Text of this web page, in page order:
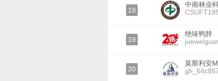
18
中南林业
19
绝味鸭脖
20
莫斯利安